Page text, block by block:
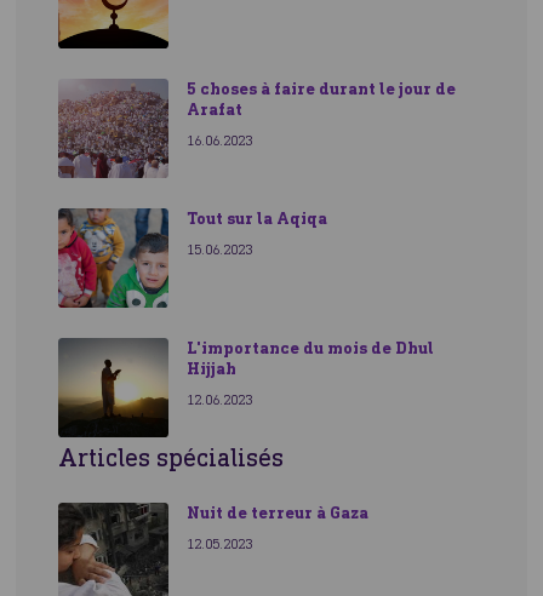
5 choses à faire durant le jour de
Arafat
16.06.2023
Tout sur la Aqiqa
15.06.2023
L'importance du mois de Dhul
Hijjah
12.06.2023
Articles spécialisés
Nuit de terreur à Gaza
12.05.2023